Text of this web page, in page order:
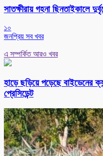
সাতক্ষীরায় গহনা ছিনতাইকালে
১০
জনপ্রিয় সব খবর
এ সম্পর্কিত আরও খবর
হাড়ে ছড়িয়ে পড়েছে বাইডেনের
প্রেসিডেন্ট